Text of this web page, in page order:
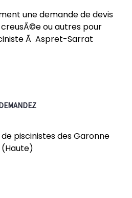
une demande de devis
ou autres pour
Ã Aspret-Sarrat
piscinistes des Garonne
(Haute)